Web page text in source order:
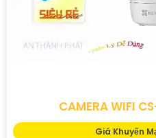
CAMERA WIFI
Giá Khuyến